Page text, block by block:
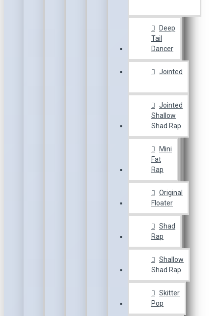
Deep
Tail
Dancer
Jointed
Jointed
Shallow
Shad Rap
Mini
Fat
Rap
Original
Floater
Shad
Rap
Shallow
Shad Rap
Skitter
Pop